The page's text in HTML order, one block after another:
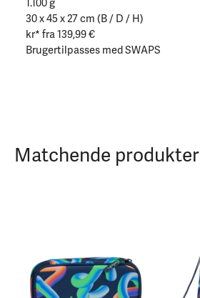
1.100 g
30 x 45 x 27 cm (B / D / H)
kr* fra 139,99 €
Brugertilpasses med SWAPS
Matchende produkter